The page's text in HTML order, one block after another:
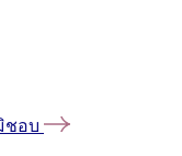
ชอบ